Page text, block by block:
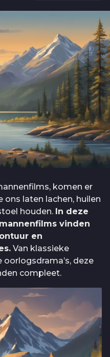
komen er
laten lachen, huilen
houden. In deze
vinden
en
Van klassieke
deze
compleet.